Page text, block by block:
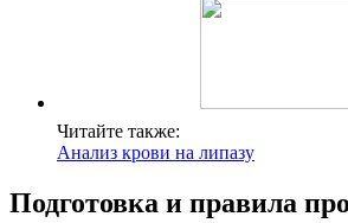
Читайте также:
Анализ крови на липазу
Подготовка и правила